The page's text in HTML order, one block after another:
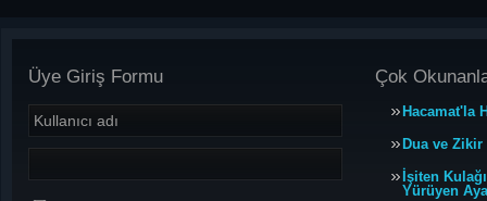
Üye Giriş Formu Çok
Hacamat'la
Dua ve
İşiten
Yürüyen